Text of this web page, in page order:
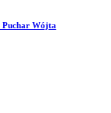
Puchar Wójta